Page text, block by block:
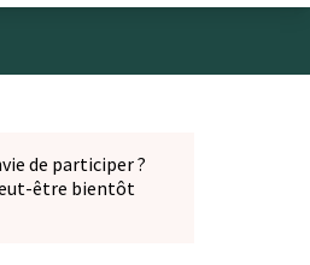
de participer ?
être bientôt